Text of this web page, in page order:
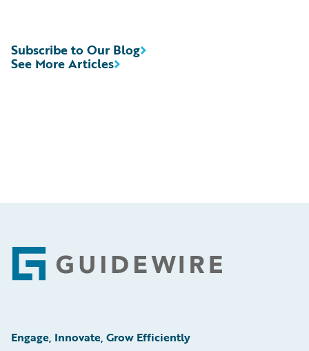
See More Articles
Subscribe to Our Blog
Footer
Engage, Innovate, Grow Efficiently